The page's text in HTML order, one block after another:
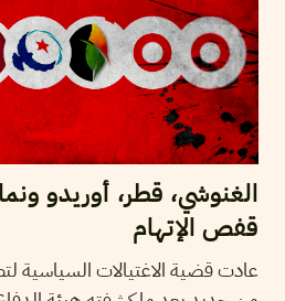
الغنوشي، قطر، أوريدو
قفص الإتهام
عادت قضية الاغتيالات السياسية